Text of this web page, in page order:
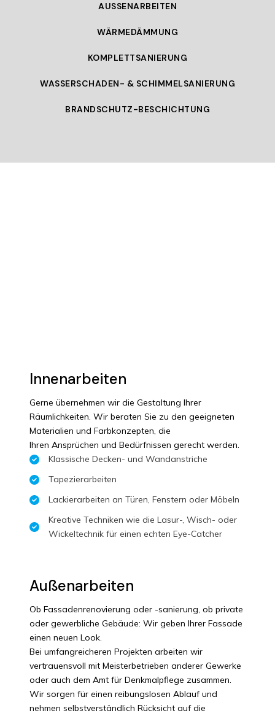
AUSSENARBEITEN
WÄRMEDÄMMUNG
KOMPLETTSANIERUNG
WASSERSCHADEN- & SCHIMMELSANIERUNG
BRANDSCHUTZ-BESCHICHTUNG
Innenarbeiten
Gerne übernehmen wir die Gestaltung Ihrer
Räumlichkeiten. Wir beraten Sie zu den geeigneten
Materialien und Farbkonzepten, die
Ihren Ansprüchen und Bedürfnissen gerecht werden.
Klassische Decken- und Wandanstriche
Tapezierarbeiten
Lackierarbeiten an Türen, Fenstern oder Möbeln
Kreative Techniken wie die Lasur-, Wisch- oder
Wickeltechnik für einen echten Eye-Catcher
Außenarbeiten
Ob Fassadenrenovierung oder -sanierung, ob private
oder gewerbliche Gebäude: Wir geben Ihrer Fassade
einen neuen Look.
Bei umfangreicheren Projekten arbeiten wir
vertrauensvoll mit Meisterbetrieben anderer Gewerke
oder auch dem Amt für Denkmalpflege zusammen.
Wir sorgen für einen reibungslosen Ablauf und
nehmen selbstverständlich Rücksicht auf die